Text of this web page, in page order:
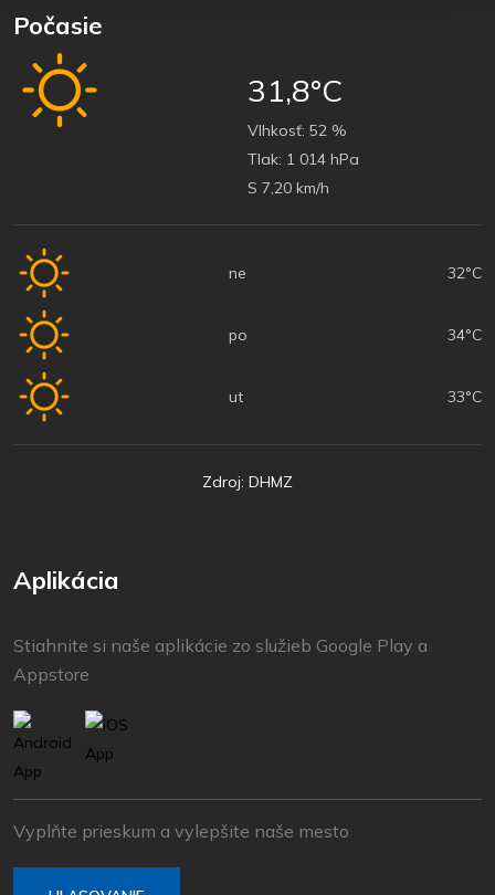
Počasie
31,8°C
Vlhkosť: 52 %
Tlak: 1 014 hPa
S 7,20 km/h
ne 32°C
po 34°C
ut 33°C
Zdroj: DHMZ
Aplikácia
Stiahnite si naše aplikácie zo služieb Google Play a
Appstore
Vyplňte prieskum a vylepšite naše mesto